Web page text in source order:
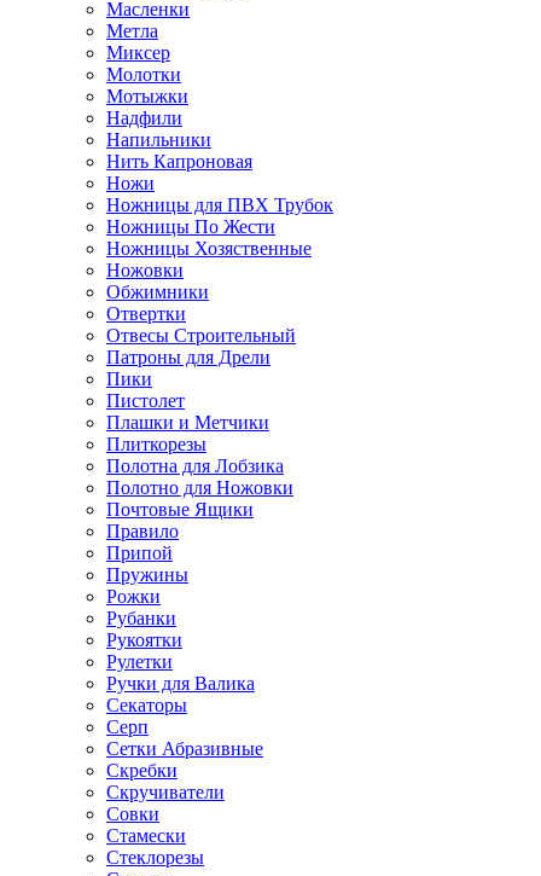
Масленки
Метла
Миксер
Молотки
Мотыжки
Надфили
Напильники
Нить Капроновая
Ножи
Ножницы для ПВХ Трубок
Ножницы По Жести
Ножницы Хозяственные
Ножовки
Обжимники
Отвертки
Отвесы Строительный
Патроны для Дрели
Пики
Пистолет
Плашки и Метчики
Плиткорезы
Полотна для Лобзика
Полотно для Ножовки
Почтовые Ящики
Правило
Припой
Пружины
Рожки
Рубанки
Рукоятки
Рулетки
Ручки для Валика
Секаторы
Серп
Сетки Абразивные
Скребки
Скручиватели
Совки
Стамески
Стеклорезы